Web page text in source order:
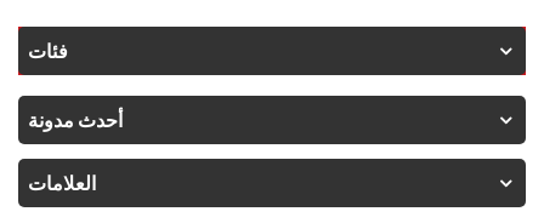
فئات
أحدث مدونة
العلامات